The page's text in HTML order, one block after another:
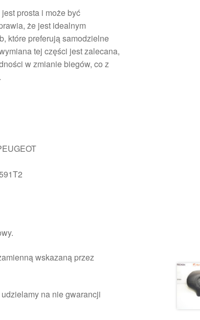
prosta i może być
że jest idealnym
które preferują samodzielne
tej części jest zalecana,
w zmianie biegów, co z
wskazaną przez
na nie gwarancji